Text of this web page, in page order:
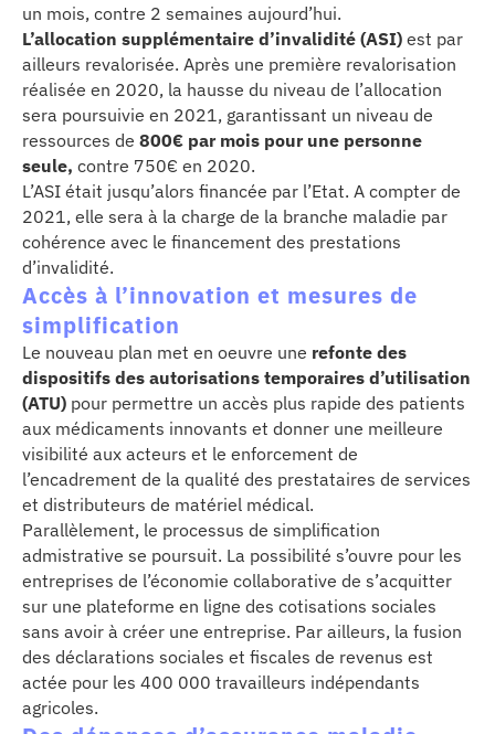
un mois, contre 2 semaines aujourd’hui.
L’allocation supplémentaire d’invalidité (ASI) est par
ailleurs revalorisée. Après une première revalorisation
réalisée en 2020, la hausse du niveau de l’allocation
sera poursuivie en 2021, garantissant un niveau de
ressources de 800€ par mois pour une personne
seule, contre 750€ en 2020.
L’ASI était jusqu’alors financée par l’Etat. A compter de
2021, elle sera à la charge de la branche maladie par
cohérence avec le financement des prestations
d’invalidité.
Accès à l’innovation et mesures de
simplification
Le nouveau plan met en oeuvre une refonte des
dispositifs des autorisations temporaires d’utilisation
(ATU) pour permettre un accès plus rapide des patients
aux médicaments innovants et donner une meilleure
visibilité aux acteurs et le enforcement de
l’encadrement de la qualité des prestataires de services
et distributeurs de matériel médical.
Parallèlement, le processus de simplification
admistrative se poursuit. La possibilité s’ouvre pour les
entreprises de l’économie collaborative de s’acquitter
sur une plateforme en ligne des cotisations sociales
sans avoir à créer une entreprise. Par ailleurs, la fusion
des déclarations sociales et fiscales de revenus est
actée pour les 400 000 travailleurs indépendants
agricoles.